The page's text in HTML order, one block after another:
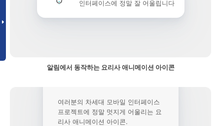
인터페이스에 정말 잘 어울립니다
알림에서 동작하는 요리사 애니메이션 아이콘
여러분의 차세대 모바일 인터페이스
프로젝트에 정말 멋지게 어울리는 요
리사 애니메이션 아이콘.